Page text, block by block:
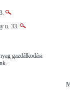
u. 33.
gazdálkodási